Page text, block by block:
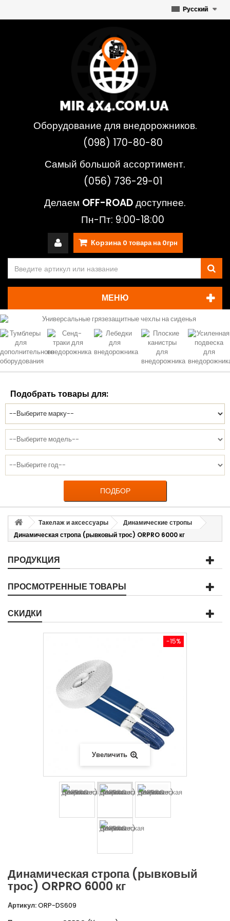
Русский
Оборудование для внедорожников.
(098) 170-80-80
Самый большой ассортимент.
(056) 736-29-01
Делаем OFF-ROADдоступнее.
Пн-Пт: 9:00-18:00
Корзина 0 товара на 0грн
МЕНЮ
Подобрать товары для:
ПОДБОР
Такелаж и аксессуары
Динамические стропы
Динамическая стропа (рывковый трос) ORPRO 6000 кг
ПРОДУКЦИЯ
ПРОСМОТРЕННЫЕ ТОВАРЫ
СКИДКИ
-15%
Увеличить
Динамическая стропа (рывковый
трос) ORPRO 6000 кг
Артикул:ORP-DS609